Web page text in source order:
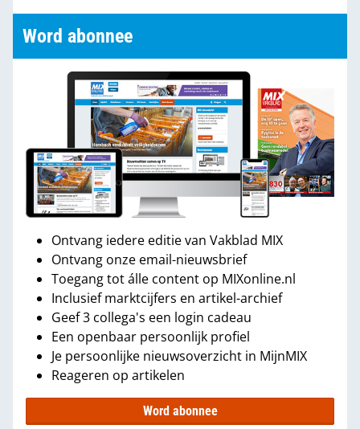
Word abonnee
Ontvang iedere editie van Vakblad MIX
Ontvang onze email-nieuwsbrief
Toegang tot álle content op MIXonline.nl
Inclusief marktcijfers en artikel-archief
Geef 3 collega's een login cadeau
Een openbaar persoonlijk profiel
Je persoonlijke nieuwsoverzicht in MijnMIX
Reageren op artikelen
Word abonnee